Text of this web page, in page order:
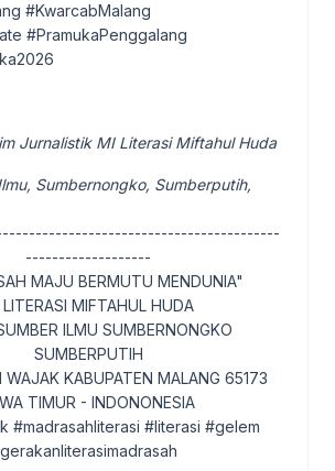
#KwarcabMalang
#PramukaPenggalang
Jurnalistik MI Literasi Miftahul Huda
Sumbernongko, Sumberputih,
-------------------
MAJU BERMUTU MENDUNIA"
MIFTAHUL HUDA
ILMU SUMBERNONGKO
SUMBERPUTIH
WAJAK KABUPATEN MALANG 65173
TIMUR - INDONONESIA
#madrasahliterasi #literasi #gelem